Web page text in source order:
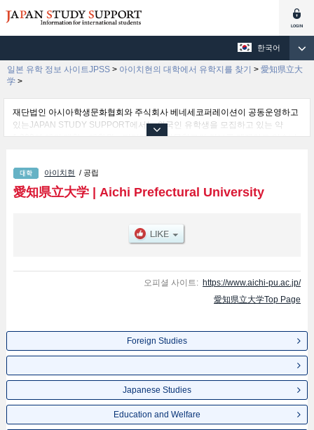
한국어
일본 유학 정보 사이트JPSS > 아이치현의 대학에서 유학지를 찾기 > 愛知県立大
学 >
재단법인 아시아학생문화협회와 주식회사 베네세코퍼레이션이 공동운영하고
있는JAPAN STUDY SUPPORT에서는 외국인 유학생을 모집하고 있는 약
1,300여 개의 대학・대학원・단기대학・전문학교의 정보를 게재하고 있습니
학부및 학부및Japanese Studies 학부및Education and Welfare 학부및
학부 등의 학부별 정보, 모집정원과 합격자수 등의 입시정보, 시설안내, 교통정
보 등 외국인 유학생에게 유익하고 필요한 정보를 게재하고 있으므로 많이 이
아이치현 / 공립
愛知県立大学| Aichi Prefectural University
오피셜 사이트: https://www.aichi-pu.ac.jp/
愛知県立大学Top Page
Foreign Studies
Japanese Studies
Education and Welfare